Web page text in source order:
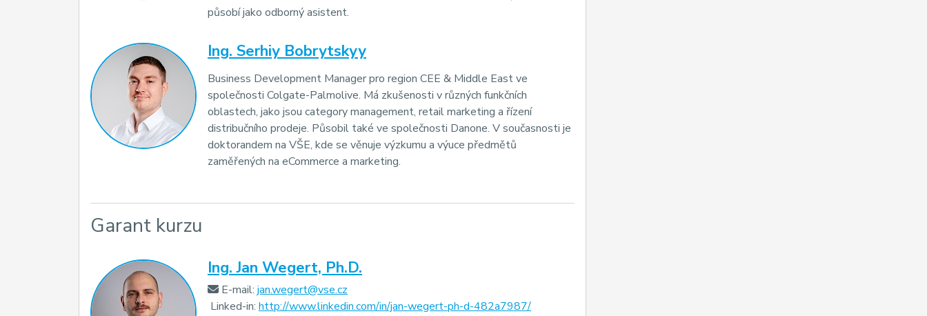
působí jako odborný asistent.
Ing. Serhiy Bobrytskyy
Business Development Manager pro region CEE & Middle East ve
společnosti Colgate-Palmolive. Má zkušenosti v různých funkčních
oblastech, jako jsou category management, retail marketing a řízení
distribučního prodeje. Působil také ve společnosti Danone. V současnosti je
doktorandem na VŠE, kde se věnuje výzkumu a výuce předmětů
zaměřených na eCommerce a marketing.
Garant kurzu
Ing. Jan Wegert, Ph.D.
E-mail: jan.wegert@vse.cz
Linked-in: http://www.linkedin.com/in/jan-wegert-ph-d-482a7987/